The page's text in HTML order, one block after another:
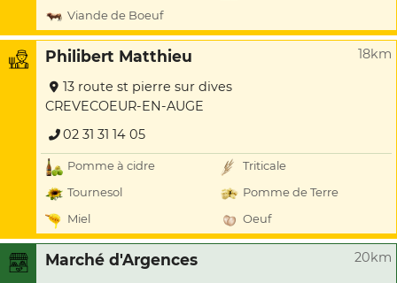
Viande de Boeuf
Philibert Matthieu 18km
13 route st pierre sur dives
CREVECOEUR-EN-AUGE
02 31 31 14 05
Pomme à cidre
Triticale
Tournesol
Pomme de Terre
Miel
Oeuf
Marché d'Argences 20km